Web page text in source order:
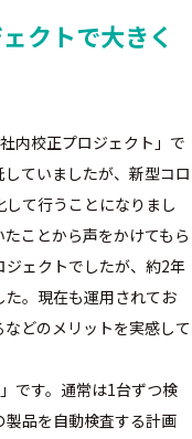
クトで大きく
内校正プロジェクト」で
ていましたが、新型コロ
て行うことになりまし
ことから声をかけてもら
ェクトでしたが、約2年
。現在も運用されてお
どのメリットを実感して
です。通常は1台ずつ検
品を自動検査する計画